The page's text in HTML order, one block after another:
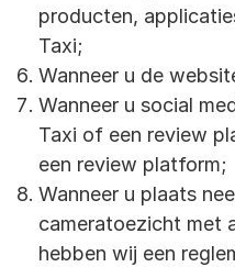
producten,
Taxi;
Wanneer u de
Wanneer u social
Taxi of een review
een review platform;
Wanneer u plaats
cameratoezicht met
hebben wij een